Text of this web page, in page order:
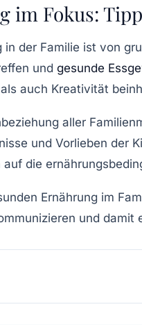
im Fokus:
in der Familie ist von
und gesunde
auch Kreativität
aller
und Vorlieben der
auf die
Ernährung im
und